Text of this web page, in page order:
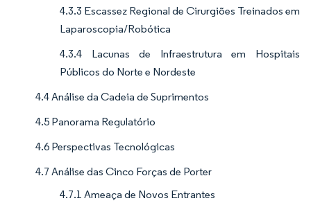
4.3.3 Escassez Regional de Cirurgiões Treinados em
Laparoscopia/Robótica
4.3.4 Lacunas de Infraestrutura em Hospitais
Públicos do Norte e Nordeste
4.4 Análise da Cadeia de Suprimentos
4.5 Panorama Regulatório
4.6 Perspectivas Tecnológicas
4.7 Análise das Cinco Forças de Porter
4.7.1 Ameaça de Novos Entrantes